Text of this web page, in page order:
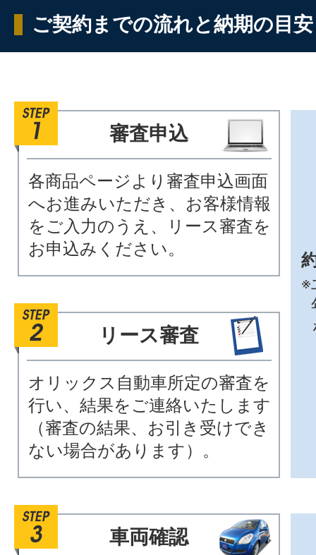
ご契約までの流れと納期の目安
審査申込
各商品ページより審査申込画面
へお進みいただき、お客様情報
をご入力のうえ、リース審査を
お申込みください。
リース審査
オリックス自動車所定の審査を
行い、結果をご連絡いたします
（審査の結果、お引き受けでき
ない場合があります）。
車両確認
※